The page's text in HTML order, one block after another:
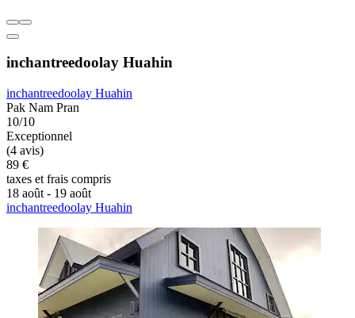
inchantreedoolay Huahin
inchantreedoolay Huahin
Pak Nam Pran
10/10
Exceptionnel
(4 avis)
89 €
taxes et frais compris
18 août - 19 août
inchantreedoolay Huahin